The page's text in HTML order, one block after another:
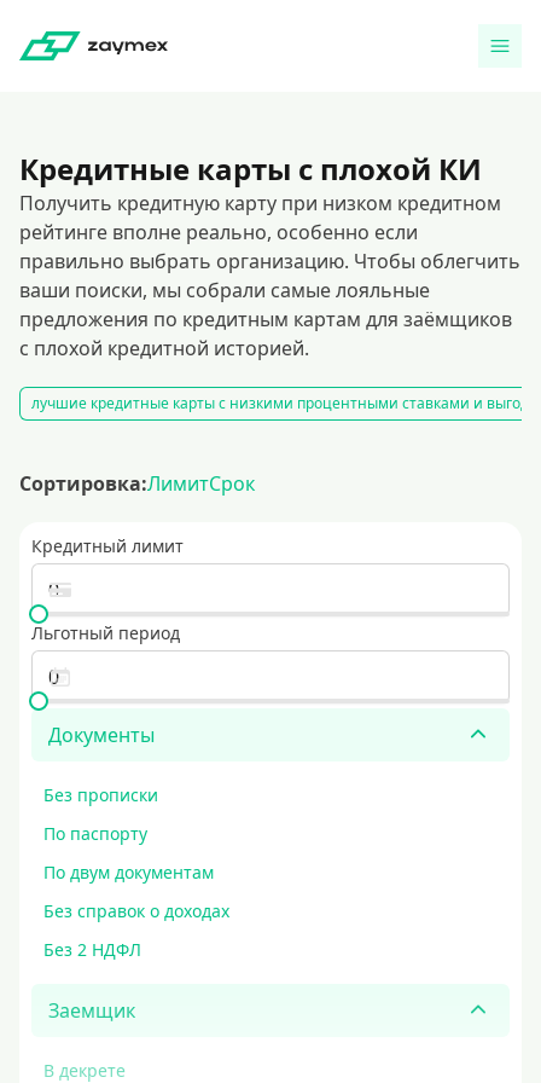
Кредитные карты с плохой КИ
Получить кредитную карту при низком кредитном
рейтинге вполне реально, особенно если
правильно выбрать организацию. Чтобы облегчить
ваши поиски, мы собрали самые лояльные
предложения по кредитным картам для заёмщиков
с плохой кредитной историей.
лучшие кредитные карты с низкими процентными ставками и
Сортировка:ЛимитСрок
Кредитный лимит
Льготный период
Документы
Без прописки
По паспорту
По двум документам
Без справок о доходах
Без 2 НДФЛ
Заемщик
В декрете